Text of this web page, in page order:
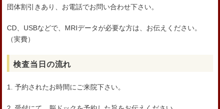
団体割引きあり、お電話でお問い合わせ下さい。
CD、USBなどで、MRIデータが必要な方は、お伝えください。
（実費）
検査当日の流れ
1. 予約されたお時間にご来院下さい。